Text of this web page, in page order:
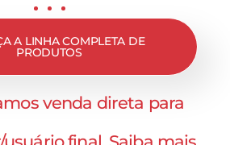
A LINHA COMPLETA DE
PRODUTOS
venda direta para